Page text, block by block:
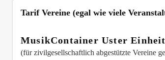
Tarif Vereine (egal wie viele
MusikContainer Uster
(für zivilgesellschaftlich abgestützte Vereine